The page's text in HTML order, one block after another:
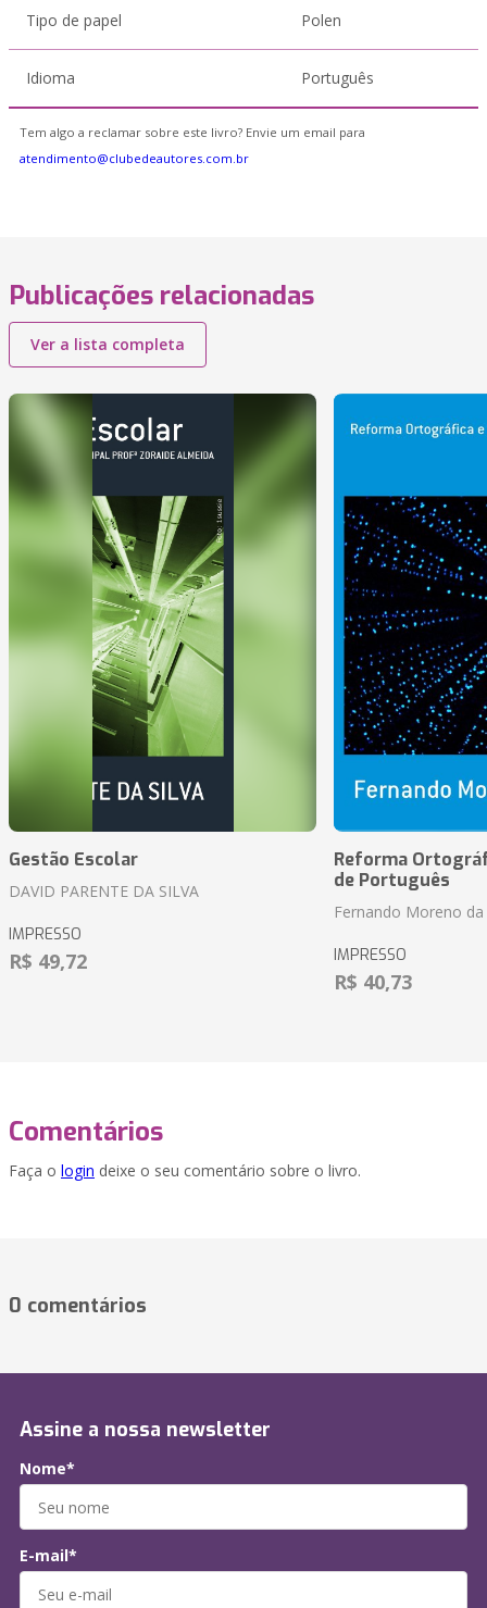
Tipo de papel Polen
Idioma Português
Tem algo a reclamar sobre este livro? Envie um email para
atendimento@clubedeautores.com.br
Publicações relacionadas
Ver a lista completa
Gestão Escolar
DAVID PARENTE DA SILVA
IMPRESSO
R$ 49,72
Reforma
de Português
Fernando Moreno da
IMPRESSO
R$ 40,73
Comentários
Faça o login deixe o seu comentário sobre o livro.
0 comentários
Assine a nossa newsletter
Nome*
E-mail*